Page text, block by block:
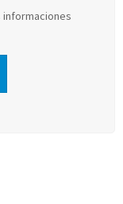
informaciones